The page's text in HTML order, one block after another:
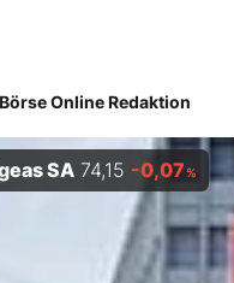
Börse Online Redaktion
SA 74,15 -0,07%